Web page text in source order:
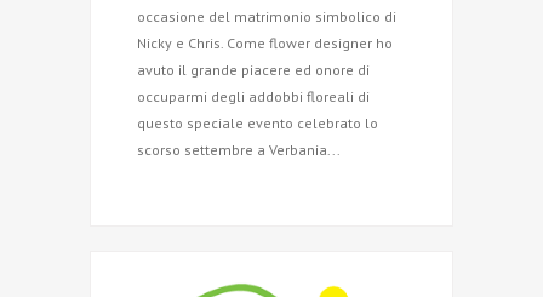
occasione del matrimonio simbolico di
Nicky e Chris. Come flower designer ho
avuto il grande piacere ed onore di
occuparmi degli addobbi floreali di
questo speciale evento celebrato lo
scorso settembre a Verbania...